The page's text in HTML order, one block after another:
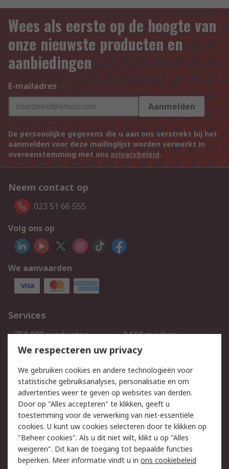
Wees als eerste op de hoogte van
onze nieuwste producten en
aanbiedingen
E-mailadres
Aanmelden
De persoonlijke gegevens die u aan ons verstrekt bij het
aanmelden voor deze mailinglijst worden verwerkt in
overeenstemming met ons privacybeleid.
Neem contact op
023 51 66 555
Volg ons op
We aanvaarden
Services
750.000 producten
2.500 merken
Bestellen
Inkoopoplossingen
Track & Trace
Wettelijk
Cookiebeleid
Email veiligheid
Privacybeleid
Websitevoorwaarden
Algemene
verkoopvoorwaarden
We respecteren uw privacy
We gebruiken cookies en andere technologieën voor
statistische gebruiksanalyses, personalisatie en om
advertenties weer te geven op websites van derden.
Door op "Alles accepteren" te klikken, geeft u
toestemming voor de verwerking van niet-essentiële
cookies. U kunt uw cookies selecteren door te klikken op
"Beheer cookies". Als u dit niet wilt, klikt u op "Alles
weigeren". Dit kan de toegang tot bepaalde functies
beperken. Meer informatie vindt u in ons cookiebeleid